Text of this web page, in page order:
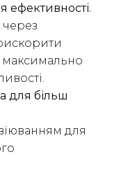
максимально
для більш
для